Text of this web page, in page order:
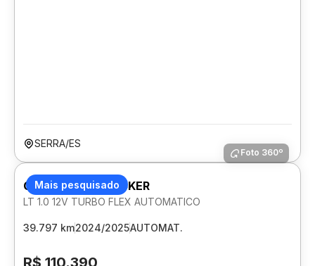
SERRA/ES
Mais pesquisado
Foto 360º
CHEVROLET TRACKER
LT 1.0 12V TURBO FLEX AUTOMATICO
39.797 km2024/2025AUTOMAT.
R$ 110.390